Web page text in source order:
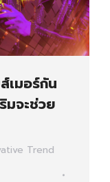
เมอร์กัน
มจะช่วย
Trend